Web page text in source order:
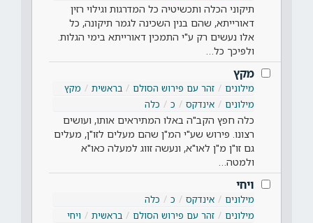
תיקוני הכלה ותכשיטיה כל המדרגות וגילוי רזין
דאורייתא, שהם בנין השכינה לגמר תיקונה, כל
אלו נעשים רק ע"י התמכין דאורייתא בימי הגלות.
ולפיכך כל…
מקץ
מילונים זהר עם פירוש הסולם בראשית
מקץ
מילונים
אינדקס כ כלה
כלה חפץ הקב"ה באלו המתיראים אותו, ועושים
רצונו. פירוש שע"י המ"ן שהם מעלים לזו"ן, מעלים
גם זו"ן מ"ן לאו"א, ונעשה זווג למעלה כאו"א
ולמטה…
ויחי
מילונים אינדקס כ
כלה
מילונים
זהר עם פירוש הסולם בראשית ויחי